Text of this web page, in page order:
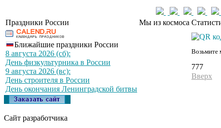
Праздники России Мы из космоса
Ближайшие праздники России
8 августа 2026 (сб):
День физкультурника в России
9 августа 2026 (вс):
День строителя в России
День окончания Ленинградской битвы
Возьмите
777
Вверх
Сайт разработчика